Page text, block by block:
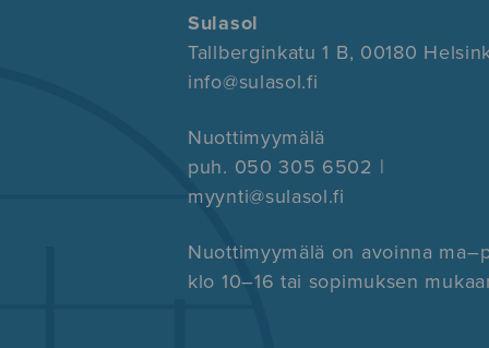
Sulasol
Tallberginkatu 1 B, 00180
info@sulasol.fi
Nuottimyymälä
puh. 050 305 6502 |
myynti@sulasol.fi
Nuottimyymälä on avoinna
klo 10–16 tai sopimuksen